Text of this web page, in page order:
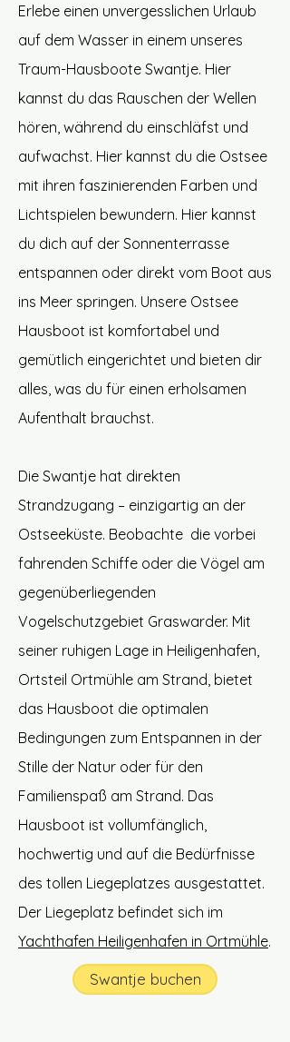
Erlebe einen unvergesslichen Urlaub
auf dem Wasser in einem unseres
Traum-Hausboote Swantje. Hier
kannst du das Rauschen der Wellen
hören, während du einschläfst und
aufwachst. Hier kannst du die Ostsee
mit ihren faszinierenden Farben und
Lichtspielen bewundern. Hier kannst
du dich auf der Sonnenterrasse
entspannen oder direkt vom Boot aus
ins Meer springen. Unsere Ostsee
Hausboot ist komfortabel und
gemütlich eingerichtet und bieten dir
alles, was du für einen erholsamen
Aufenthalt brauchst.
Die Swantje hat direkten
Strandzugang – einzigartig an der
Ostseeküste. Beobachte die vorbei
fahrenden Schiffe oder die Vögel am
gegenüberliegenden
Vogelschutzgebiet Graswarder. Mit
seiner ruhigen Lage in Heiligenhafen,
Ortsteil Ortmühle am Strand, bietet
das Hausboot die optimalen
Bedingungen zum Entspannen in der
Stille der Natur oder für den
Familienspaß am Strand. Das
Hausboot ist vollumfänglich,
hochwertig und auf die Bedürfnisse
des tollen Liegeplatzes ausgestattet.
Der Liegeplatz befindet sich im
Yachthafen Heiligenhafen in Ortmühle.
Swantje buchen